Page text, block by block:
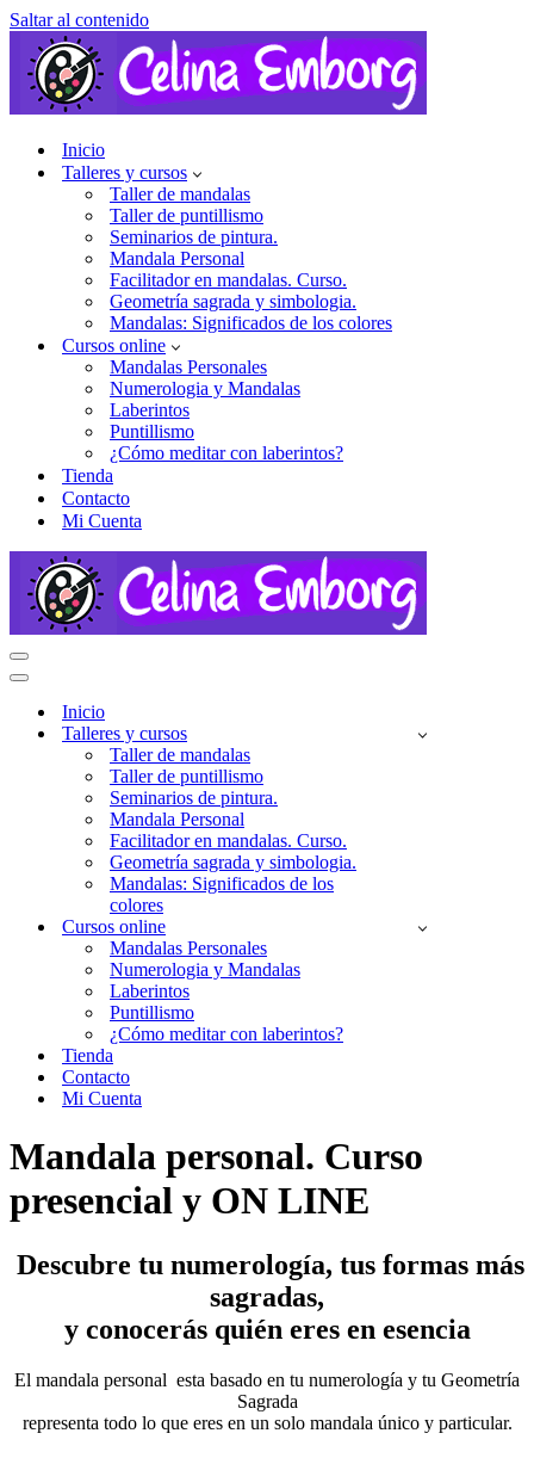
Saltar al contenido
Inicio
Talleres y cursos
Taller de mandalas
Taller de puntillismo
Seminarios de pintura.
Mandala Personal
Facilitador en mandalas. Curso.
Geometría sagrada y simbologia.
Mandalas: Significados de los colores
Cursos online
Mandalas Personales
Numerologia y Mandalas
Laberintos
Puntillismo
¿Cómo meditar con laberintos?
Tienda
Contacto
Mi Cuenta
Menú
de
Menú
navegación
Inicio
Talleres y cursos
Taller de mandalas
Taller de puntillismo
Seminarios de pintura.
Mandala Personal
Facilitador en mandalas. Curso.
Geometría sagrada y simbologia.
Mandalas: Significados de los
colores
Cursos online
Mandalas Personales
Numerologia y Mandalas
Laberintos
Puntillismo
¿Cómo meditar con laberintos?
Tienda
Contacto
Mi Cuenta
Mandala personal. Curso
presencial y ON LINE
Descubre tu numerología, tus formas más
sagradas,
y conocerás quién eres en esencia
El mandala personal esta basado en tu numerología y tu Geometría
Sagrada
representa todo lo que eres en un solo mandala único y particular.